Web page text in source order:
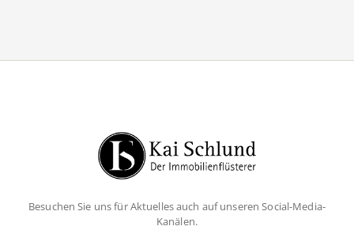
Besuchen Sie uns für Aktuelles auch auf unseren Social-Media-
Kanälen.